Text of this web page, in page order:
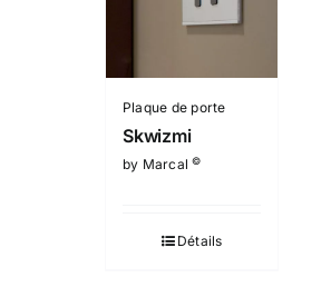
Plaque de porte
Skwizmi
by Marcal©
Détails